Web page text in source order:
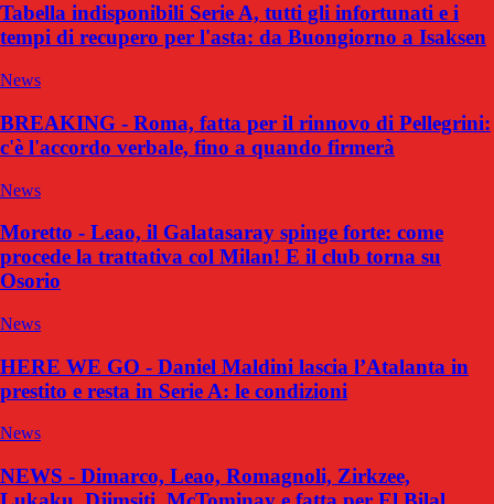
Tabella indisponibili Serie A, tutti gli infortunati e i
tempi di recupero per l'asta: da Buongiorno a Isaksen
News
BREAKING - Roma, fatta per il rinnovo di Pellegrini:
c'è l'accordo verbale, fino a quando firmerà
News
Moretto - Leao, il Galatasaray spinge forte: come
procede la trattativa col Milan! E il club torna su
Osorio
News
HERE WE GO - Daniel Maldini lascia l’Atalanta in
prestito e resta in Serie A: le condizioni
News
NEWS - Dimarco, Leao, Romagnoli, Zirkzee,